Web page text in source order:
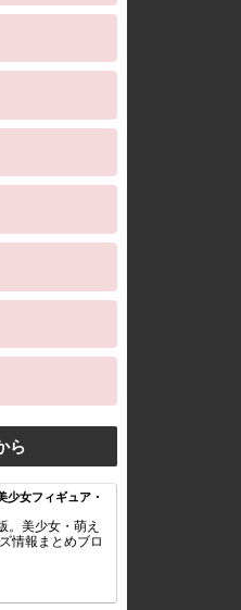
ら
少女フィギュア・
。美少女・萌え
情報まとめブロ